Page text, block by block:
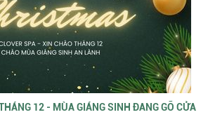
12 - MÙA GIÁNG SINH ĐANG GÕ CỬA